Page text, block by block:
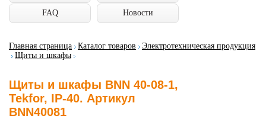
FAQ Новости
Главная страница Каталог товаров
Электротехническая продукция
Щиты и шкафы
Щиты и шкафы BNN 40-08-1,
Tekfor, IP-40. Артикул
BNN40081